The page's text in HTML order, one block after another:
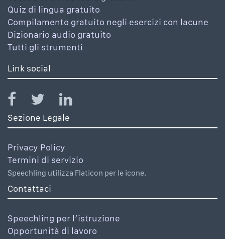
Quiz di lingua gratuito
Compilamento gratuito negli esercizi con lacune
Dizionario audio gratuito
Tutti gli strumenti
Link social
Sezione Legale
Privacy Policy
Termini di servizio
Speechling utilizza Flaticon per le icone.
Contattaci
Speechling per l’istruzione
Opportunità di lavoro